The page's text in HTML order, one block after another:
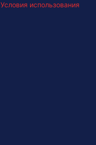
Условия использования